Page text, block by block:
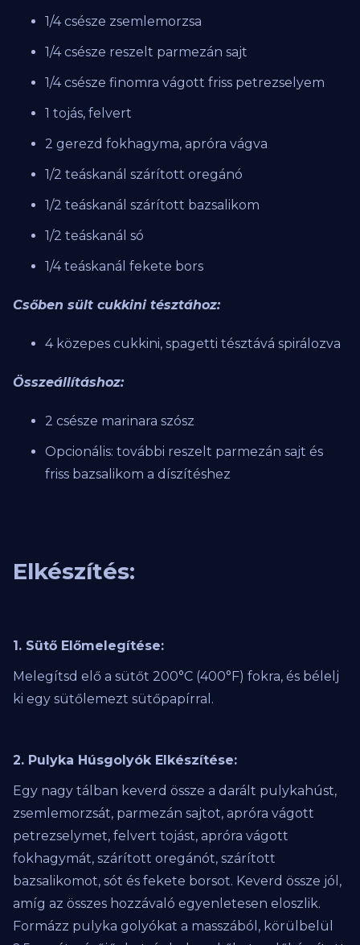
1/4 csésze zsemlemorzsa
1/4 csésze reszelt parmezán sajt
1/4 csésze finomra vágott friss petrezselyem
1 tojás, felvert
2 gerezd fokhagyma, apróra vágva
1/2 teáskanál szárított oregánó
1/2 teáskanál szárított bazsalikom
1/2 teáskanál só
1/4 teáskanál fekete bors
Csőben sült cukkini tésztához:
4 közepes cukkini, spagetti tésztává spirálozva
Összeállításhoz:
2 csésze marinara szósz
Opcionális: további reszelt parmezán sajt és
friss bazsalikom a díszítéshez
Elkészítés:
1. Sütő Előmelegítése:
Melegítsd elő a sütőt 200°C (400°F) fokra, és bélelj
ki egy sütőlemezt sütőpapírral.
2. Pulyka Húsgolyók Elkészítése:
Egy nagy tálban keverd össze a darált pulykahúst,
zsemlemorzsát, parmezán sajtot, apróra vágott
petrezselymet, felvert tojást, apróra vágott
fokhagymát, szárított oregánót, szárított
bazsalikomot, sót és fekete borsot. Keverd össze jól,
amíg az összes hozzávaló egyenletesen eloszlik.
Formázz pulyka golyókat a masszából, körülbelül